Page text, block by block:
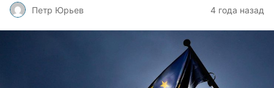
Петр Юрьев 4 года назад